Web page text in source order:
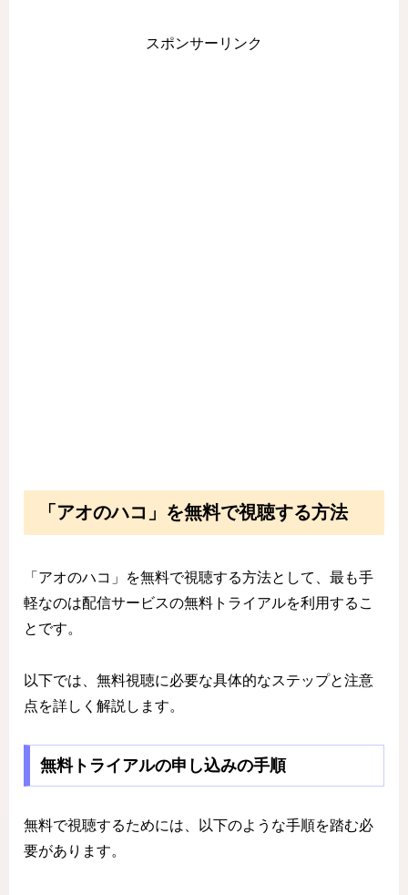
スポンサーリンク
「アオのハコ」を無料で視聴する方法
「アオのハコ」を無料で視聴する方法として、最も手
軽なのは配信サービスの無料トライアルを利用するこ
とです。
以下では、無料視聴に必要な具体的なステップと注意
点を詳しく解説します。
無料トライアルの申し込みの手順
無料で視聴するためには、以下のような手順を踏む必
要があります。